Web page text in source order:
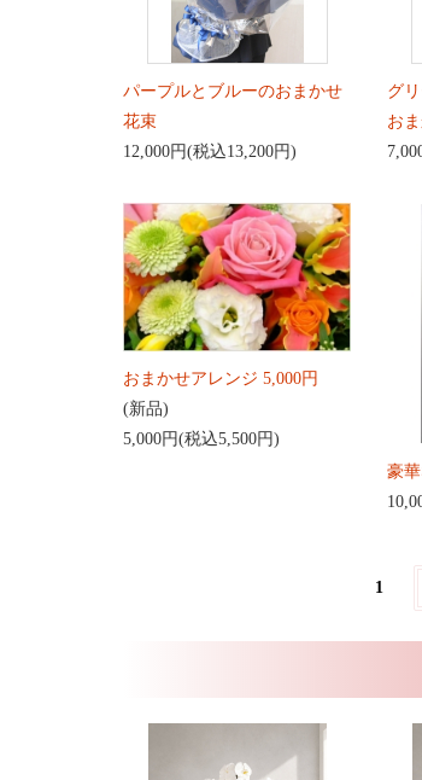
パープルとブルーのおまかせ
花束
12,000円(税込13,200円)
グ
お
おまかせアレンジ 5,000円
(新品)
5,000円(税込5,500円)
豪
1